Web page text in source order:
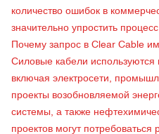
количество ошибок в
значительно упростить процесс
Почему запрос в Clear Cable
Силовые кабели используются
включая электросети,
проекты возобновляемой
системы, а также
проектов могут